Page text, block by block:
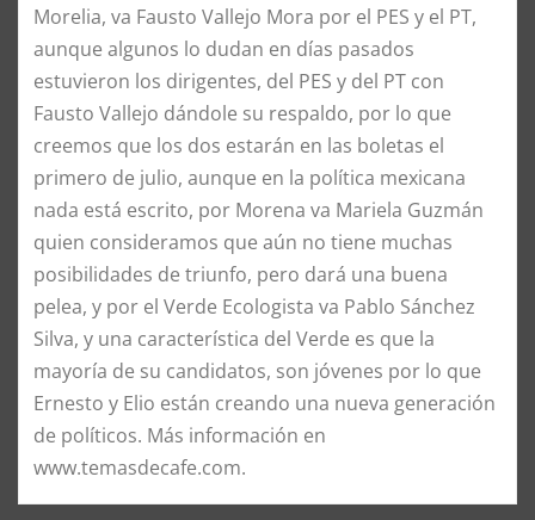
Morelia, va Fausto Vallejo Mora por el PES y el PT,
aunque algunos lo dudan en días pasados
estuvieron los dirigentes, del PES y del PT con
Fausto Vallejo dándole su respaldo, por lo que
creemos que los dos estarán en las boletas el
primero de julio, aunque en la política mexicana
nada está escrito, por Morena va Mariela Guzmán
quien consideramos que aún no tiene muchas
posibilidades de triunfo, pero dará una buena
pelea, y por el Verde Ecologista va Pablo Sánchez
Silva, y una característica del Verde es que la
mayoría de su candidatos, son jóvenes por lo que
Ernesto y Elio están creando una nueva generación
de políticos. Más información en
www.temasdecafe.com.